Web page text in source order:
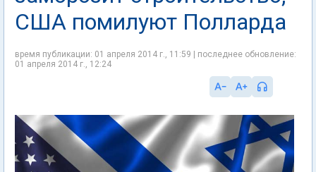
США помилуют Полларда
время публикации: 01 апреля 2014 г., 11:59 | последнее обновление:
01 апреля 2014 г., 12:24